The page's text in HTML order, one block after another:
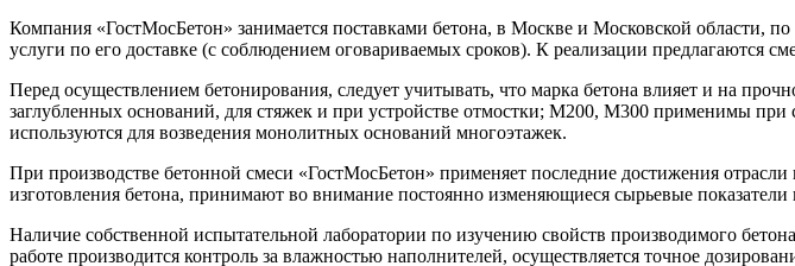
Компания «ГостМосБетон» занимается поставками бетона, в Москве и Московской
услуги по его доставке (с соблюдением оговариваемых сроков). К реализации предлагаются
Перед осуществлением бетонирования, следует учитывать, что марка бетона влияет и на
заглубленных оснований, для стяжек и при устройстве отмостки; М200, М300 применимы
используются для возведения монолитных оснований многоэтажек.
При производстве бетонной смеси «ГостМосБетон» применяет последние достижения
изготовления бетона, принимают во внимание постоянно изменяющиеся сырьевые
Наличие собственной испытательной лаборатории по изучению свойств производимого
работе производится контроль за влажностью наполнителей, осуществляется точное